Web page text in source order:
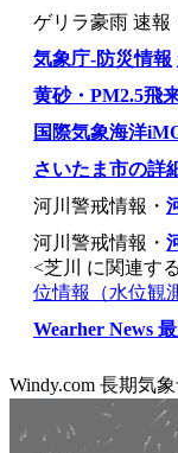
ゲリラ豪雨 速報
気象庁-防災情報
黄砂・PM2.5飛
国際気象海洋
さいたま市の詳
河川警戒情報・
河川警戒情報・
<芝川 に関連す
位情報（水位観
Wearher News
Windy.com 長期気